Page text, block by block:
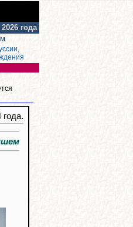
2026 года
года.